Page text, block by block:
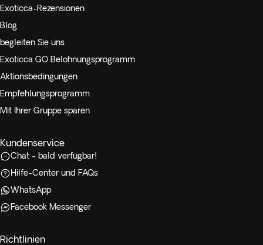
Exoticca-Rezensionen
Blog
begleiten Sie uns
Exoticca GO Belohnungsprogramm
Aktionsbedingungen
Empfehlungsprogramm
Mit Ihrer Gruppe sparen
Kundenservice
Chat - bald verfügbar!
Hilfe-Center und FAQs
WhatsApp
Facebook Messenger
Richtlinien